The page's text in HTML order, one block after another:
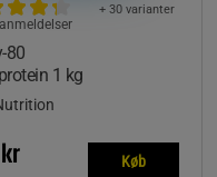
80
1 kg
+ 30 varianter
Køb